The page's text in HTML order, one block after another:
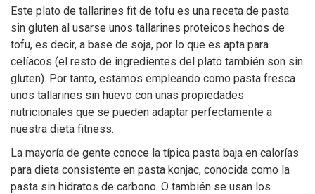
Este plato de tallarines fit de tofu es una receta de pasta
sin gluten al usarse unos tallarines proteicos hechos de
tofu, es decir, a base de soja, por lo que es apta para
celíacos (el resto de ingredientes del plato también son sin
gluten). Por tanto, estamos empleando como pasta fresca
unos tallarines sin huevo con unas propiedades
nutricionales que se pueden adaptar perfectamente a
nuestra dieta fitness.
La mayoría de gente conoce la típica pasta baja en calorías
para dieta consistente en pasta konjac, conocida como la
pasta sin hidratos de carbono. O también se usan los